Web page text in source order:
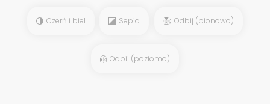
Czerń i biel Sepia Odbij (pionowo)
Odbij (poziomo)